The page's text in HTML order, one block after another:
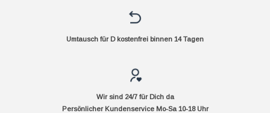
Umtausch für D kostenfrei binnen 14 Tagen
Wir sind 24/7 für Dich da
Persönlicher Kundenservice Mo-Sa 10-18 Uhr